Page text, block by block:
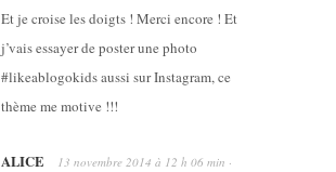
Et je croise les doigts ! Merci encore ! Et
j’vais essayer de poster une photo
#likeablogokids aussi sur Instagram, ce
thème me motive !!!
ALICE 13 novembre 2014 à 12 h 06 min ·